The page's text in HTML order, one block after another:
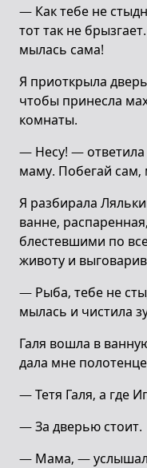
— Как тебе не
тот так не
мылась сама!
Я приоткрыла
чтобы принесла
комнаты.
— Несу! — ответила
маму. Побегай сам,
Я разбирала
ванне,
блестевшими по
животу и
— Рыба, тебе не
мылась и чистила
Галя вошла в
дала мне
— Тетя Галя, а где
— За дверью стоит.
— Мама, —